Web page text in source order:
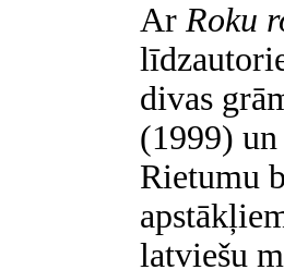
Ar Roku
divas
(1999)
Rietumu
latviešu